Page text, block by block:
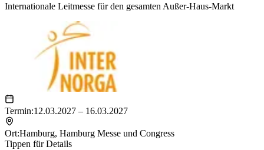
Internationale Leitmesse für den gesamten Außer-Haus-Markt
Termin:12.03.2027 – 16.03.2027
Ort:Hamburg, Hamburg Messe und Congress
Tippen für Details